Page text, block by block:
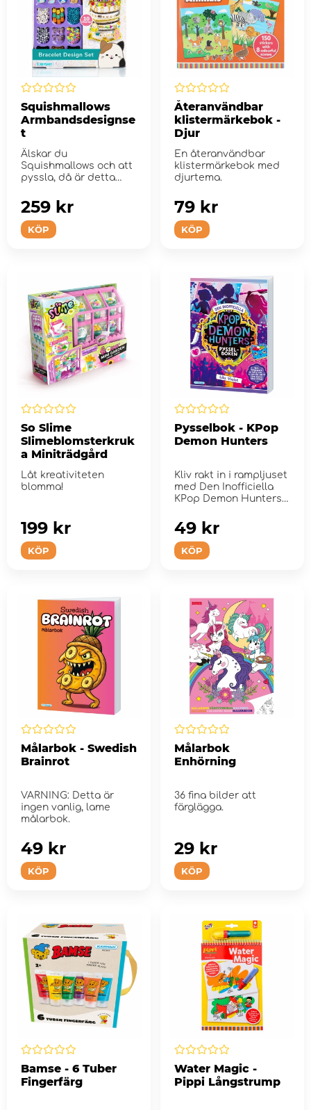
Squishmallows
Armbandsdesignse
t
Älskar du
Squishmallows och att
pyssla, då är detta
KÖP
259 kr
Återanvändbar
klistermärkebok -
Djur
En återanvändbar
klistermärkebok med
djurtema.
KÖP
79 kr
So Slime
Slimeblomsterkruk
a Miniträdgård
Låt kreativiteten
blomma!
KÖP
199 kr
Pysselbok - KPop
Demon Hunters
Kliv rakt in i rampljuset
med Den Inofficiella
KPop Demon Hunters
KÖP
49 kr
Målarbok - Swedish
Brainrot
VARNING: Detta är
ingen vanlig, lame
målarbok.
KÖP
49 kr
Målarbok
Enhörning
36 fina bilder att
färglägga.
KÖP
29 kr
Bamse - 6 Tuber
Fingerfärg
Water Magic -
Pippi Långstrump